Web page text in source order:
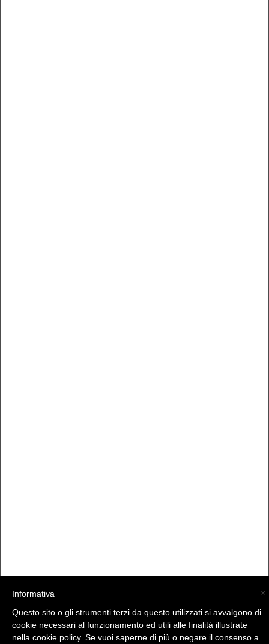
(C) La Valtellina - info@la-valtellina.com -
×
Informativa
Questo sito o gli strumenti terzi da questo utilizzati si avvalgono di
cookie necessari al funzionamento ed utili alle finalità illustrate
nella cookie policy. Se vuoi saperne di più o negare il consenso a